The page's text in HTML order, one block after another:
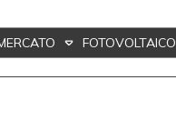
FOTOVOLTAICO